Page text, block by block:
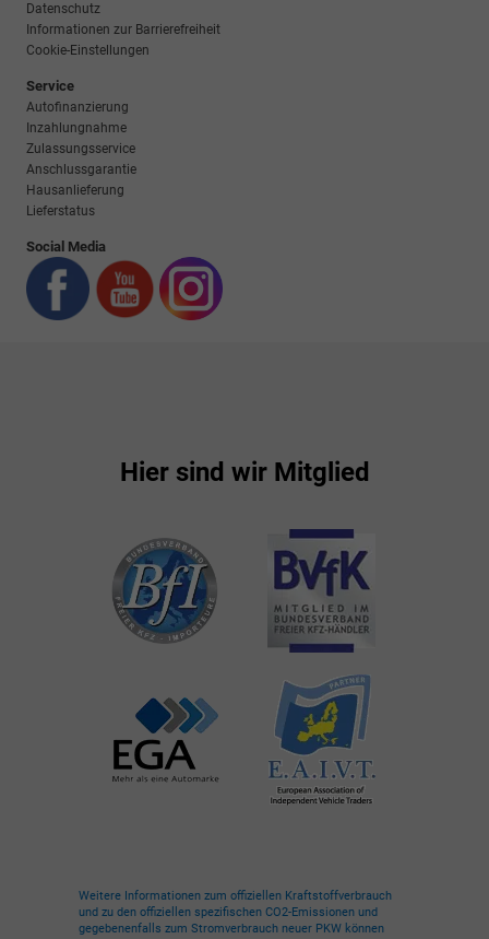
Datenschutz
Informationen zur Barrierefreiheit
Cookie-Einstellungen
Service
Autofinanzierung
Inzahlungnahme
Zulassungsservice
Anschlussgarantie
Hausanlieferung
Lieferstatus
Social Media
Hier sind wir Mitglied
Weitere Informationen zum offiziellen Kraftstoffverbrauch
und zu den offiziellen spezifischen CO2-Emissionen und
gegebenenfalls zum Stromverbrauch neuer PKW können